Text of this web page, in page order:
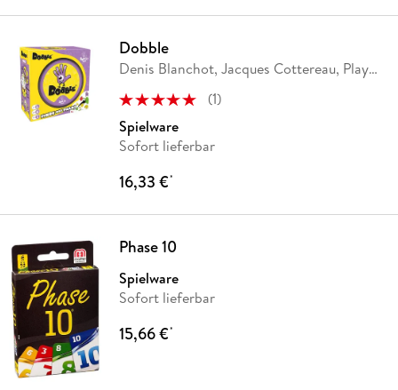
Dobble
Denis Blanchot, Jacques Cottereau, Play
(1)
Spielware
Sofort lieferbar
16,33 €*
Phase 10
Spielware
Sofort lieferbar
15,66 €*